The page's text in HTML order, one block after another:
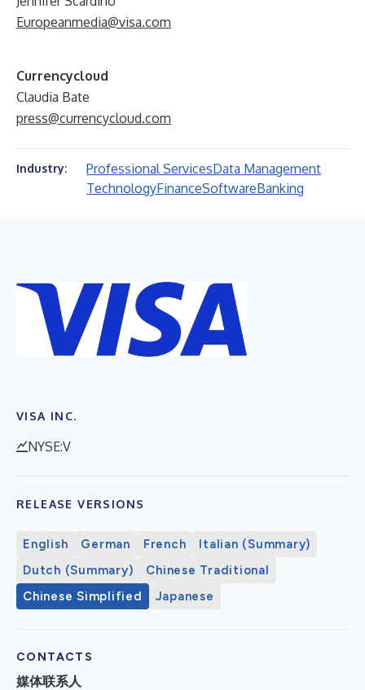
Europeanmedia@visa.com
Currencycloud
Claudia Bate
press@currencycloud.com
Industry: Professional ServicesData Management
TechnologyFinanceSoftwareBanking
VISA INC.
NYSE:V
RELEASE VERSIONS
English German French
Italian (Summary)
Dutch (Summary)
Chinese Traditional
Chinese Simplified
Japanese
CONTACTS
媒体联系人